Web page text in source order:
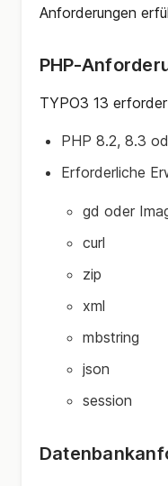
Anforderungen
PHP-
TYPO3 13
PHP 8.2, 8.3
Erforderliche
gd oder
curl
zip
xml
mbstring
json
session